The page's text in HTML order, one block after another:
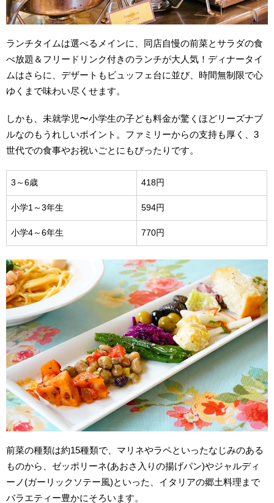
ランチタイムは選べるメインに、同店自慢の前菜とサラダの食
べ放題＆フリードリンク付きのランチが大人気！ディナータイ
ムはさらに、デザートもビュッフェ台に並び、時間無制限で心
ゆくまで味わい尽くせます。
しかも、未就学児〜小学生の子ども料金が驚くほどリーズナブ
ルなのもうれしいポイント。ファミリーからの支持も厚く、3
世代での食事やお祝いごとにもぴったりです。
3～6歳 418円
小学1～3年生 594円
小学4～6年生 770円
前菜の種類は約15種類で、マリネやラペといったなじみのある
ものから、ゼッポリーネ(あおさ入りの揚げパン)やジャルディ
ーノ(ガーリックソテー風)といった、イタリアの郷土料理まで
バラエティー豊かにそろいます。